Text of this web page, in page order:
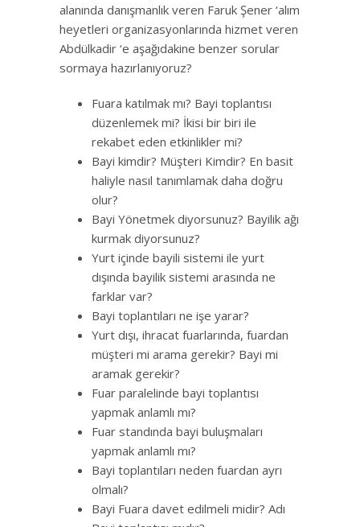
alanında danışmanlık veren Faruk Şener ‘alım
heyetleri organizasyonlarında hizmet veren
Abdülkadir ‘e aşağıdakine benzer sorular
sormaya hazırlanıyoruz?
Fuara katılmak mı? Bayi toplantısı
düzenlemek mi? İkisi bir biri ile
rekabet eden etkinlikler mi?
Bayi kimdir? Müşteri Kimdir? En basit
haliyle nasıl tanımlamak daha doğru
olur?
Bayi Yönetmek diyorsunuz? Bayilik ağı
kurmak diyorsunuz?
Yurt içinde bayili sistemi ile yurt
dışında bayilik sistemi arasında ne
farklar var?
Bayi toplantıları ne işe yarar?
Yurt dışı, ihracat fuarlarında, fuardan
müşteri mi arama gerekir? Bayi mi
aramak gerekir?
Fuar paralelinde bayi toplantısı
yapmak anlamlı mı?
Fuar standında bayi buluşmaları
yapmak anlamlı mı?
Bayi toplantıları neden fuardan ayrı
olmalı?
Bayi Fuara davet edilmeli midir? Adı